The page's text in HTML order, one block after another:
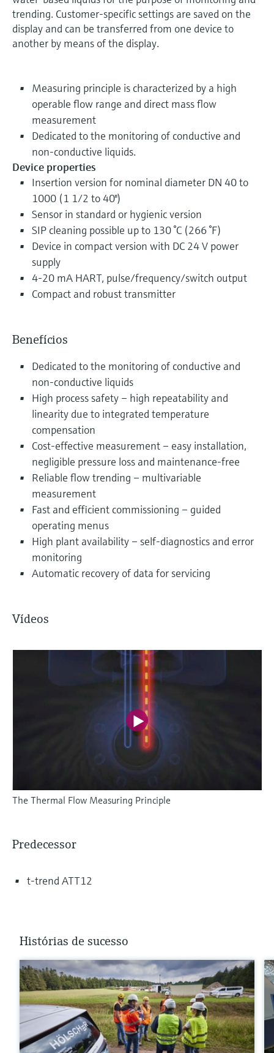
trending. Customer-specific settings are saved on the
display and can be transferred from one device to
another by means of the display.
Measuring principle is characterized by a high
operable flow range and direct mass flow
measurement
Dedicated to the monitoring of conductive and
non-conductive liquids.
Device properties
Insertion version for nominal diameter DN 40 to
1000 (1 1/2 to 40")
Sensor in standard or hygienic version
SIP cleaning possible up to 130 °C (266 °F)
Device in compact version with DC 24 V power
supply
4-20 mA HART, pulse/frequency/switch output
Compact and robust transmitter
Benefícios
Dedicated to the monitoring of conductive and
non-conductive liquids
High process safety – high repeatability and
linearity due to integrated temperature
compensation
Cost-effective measurement – easy installation,
negligible pressure loss and maintenance-free
Reliable flow trending – multivariable
measurement
Fast and efficient commissioning – guided
operating menus
High plant availability – self-diagnostics and error
monitoring
Automatic recovery of data for servicing
Vídeos
The Thermal Flow Measuring Principle
Predecessor
t-trend ATT12
Histórias de sucesso